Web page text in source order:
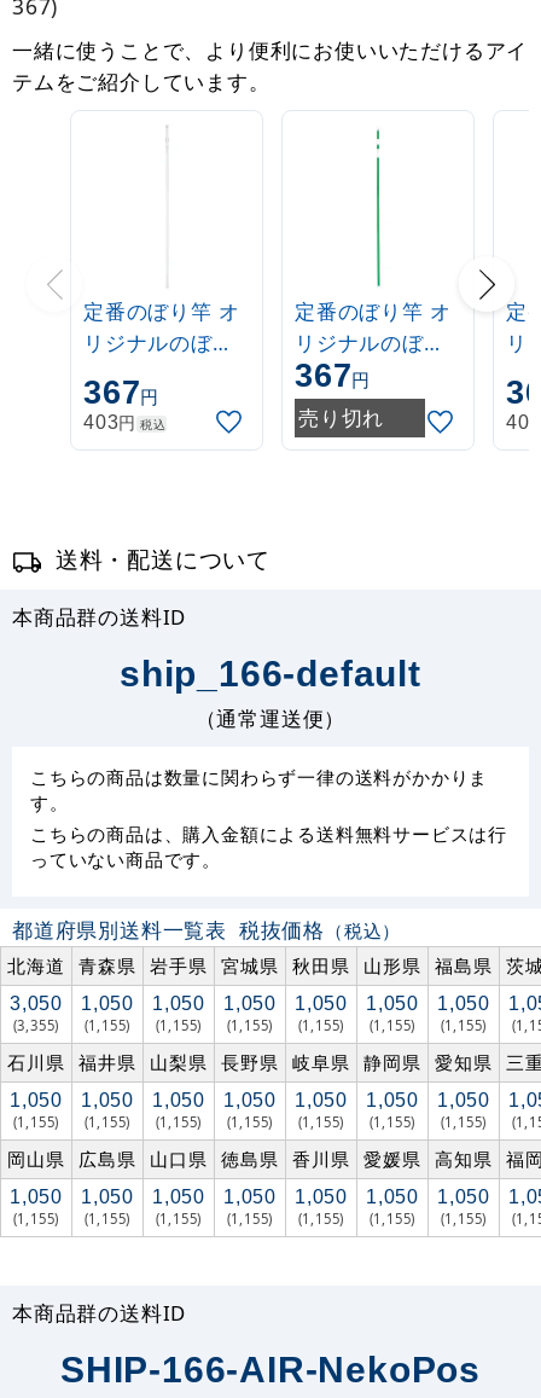
367)
一緒に使うことで、より便利にお使いいただけるアイ
テムをご紹介しています。
定番のぼり竿 オ
リジナルのぼり
ポール 1.6～3m
伸縮式 白
(30537***)
367円
403円 税込
定番のぼり竿 オ
リジナルのぼり
ポール 1.6～3m
伸縮式 緑
(30537GRN)
367円
売り切れ
定
リ
ポ
伸
403
送料・配送について
本商品群の送料ID
ship_166-default
（通常運送便）
こちらの商品は数量に関わらず一律の送料がかかりま
す。
こちらの商品は、購入金額による送料無料サービスは行
っていない商品です。
都道府県別送料一覧表 税抜価格 （税込）
北海道
青森県 岩手県 宮城県 秋田県 山形県 福島県 茨
3,050
(3,355)
1,050
(1,155)
1,050
(1,155)
1,050
(1,155)
1,050
(1,155)
1,050
(1,155)
1,050
(1,155)
石川県 福井県 山梨県 長野県 岐阜県 静岡県 愛知県 三
1,050
(1,155)
1,050
(1,155)
1,050
(1,155)
1,050
(1,155)
1,050
(1,155)
1,050
(1,155)
1,050
(1,155)
岡山県 広島県 山口県 徳島県 香川県 愛媛県 高知県 福
1,050
(1,155)
1,050
(1,155)
1,050
(1,155)
1,050
(1,155)
1,050
(1,155)
1,050
(1,155)
1,050
(1,155)
本商品群の送料ID
SHIP-166-AIR-NekoPos